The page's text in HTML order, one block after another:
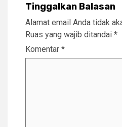
Tinggalkan Balasan
Alamat email Anda tidak
Ruas yang wajib ditandai *
Komentar *